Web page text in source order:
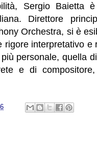
Sergio Baietta
Direttore
Orchestra, si è
interpretativo e
personale, quella
e di